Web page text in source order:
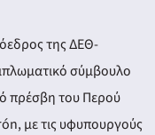
της ΔΕΘ-
σύμβουλο
πρέσβη του Περού
με τις υφυπουργούς